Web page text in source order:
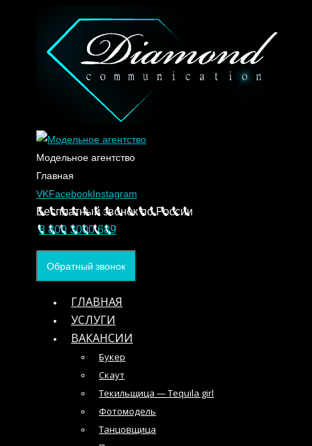
Модельное агентство
Главная
VKFacebookInstagram
Бесплатный звонок по России
8 800 3000 689
Обратный звонок
ГЛАВНАЯ
УСЛУГИ
ВАКАНСИИ
Букер
Скаут
Текильщица — Tequila girl
Фотомодель
Танцовщица